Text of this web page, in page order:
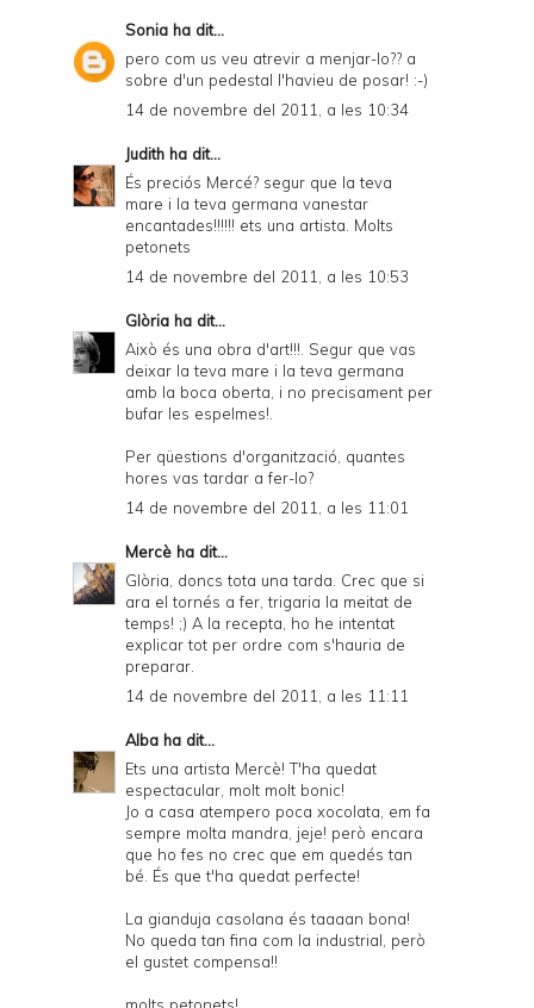
Sonia ha dit...
pero com us veu atrevir a menjar-lo?? a
sobre d'un pedestal l'havieu de posar! :-)
14 de novembre del 2011, a les 10:34
Judith ha dit...
És preciós Mercé? segur que la teva
mare i la teva germana vanestar
encantades!!!!!! ets una artista. Molts
petonets
14 de novembre del 2011, a les 10:53
Glòria ha dit...
Això és una obra d'art!!!. Segur que vas
deixar la teva mare i la teva germana
amb la boca oberta, i no precisament per
bufar les espelmes!.
Per qüestions d'organització, quantes
hores vas tardar a fer-lo?
14 de novembre del 2011, a les 11:01
Mercè ha dit...
Glòria, doncs tota una tarda. Crec que si
ara el tornés a fer, trigaria la meitat de
temps! ;) A la recepta, ho he intentat
explicar tot per ordre com s'hauria de
preparar.
14 de novembre del 2011, a les 11:11
Alba ha dit...
Ets una artista Mercè! T'ha quedat
espectacular, molt molt bonic!
Jo a casa atempero poca xocolata, em fa
sempre molta mandra, jeje! però encara
que ho fes no crec que em quedés tan
bé. És que t'ha quedat perfecte!
La gianduja casolana és taaaan bona!
No queda tan fina com la industrial, però
el gustet compensa!!